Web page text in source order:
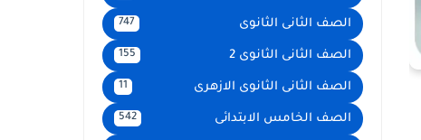
الصف الثانى الثانوى 747
الصف الثانى الثانوى 2 155
الصف الثانى الثانوى الازهرى 11
الصف الخامس الابتدائى 542